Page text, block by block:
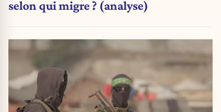
selon qui migre ? (analyse)